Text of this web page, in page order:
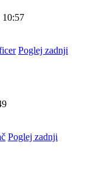
Poglej zadnji
Poglej zadnji